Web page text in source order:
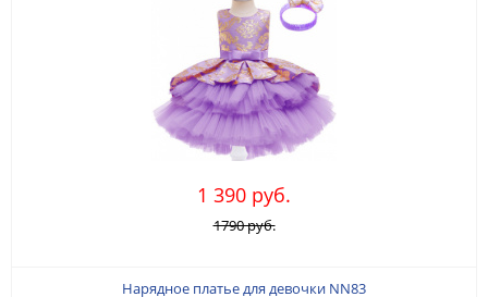
1 390 руб.
1790 руб.
Нарядное платье для девочки NN83